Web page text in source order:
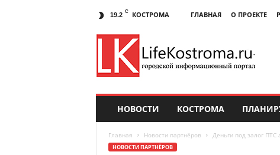
19.2 C КОСТРОМА ГЛАВНАЯ О ПРОЕКТЕ
НОВОСТИ КОСТРОМА
Главная Новости партнёров Деньги под залог ПТС
НОВОСТИ ПАРТНЁРОВ